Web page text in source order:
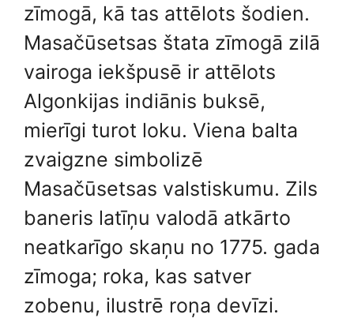
zīmogā, kā tas attēlots šodien.
Masačūsetsas štata zīmogā zilā
vairoga iekšpusē ir attēlots
Algonkijas indiānis buksē,
mierīgi turot loku. Viena balta
zvaigzne simbolizē
Masačūsetsas valstiskumu. Zils
baneris latīņu valodā atkārto
neatkarīgo skaņu no 1775. gada
zīmoga; roka, kas satver
zobenu, ilustrē roņa devīzi.